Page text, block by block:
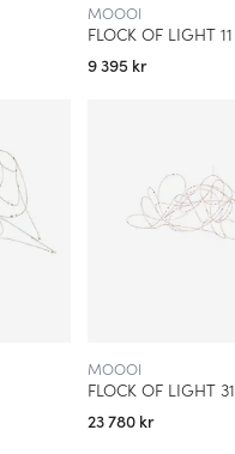
MOOOI
FLOCK OF LIGHT 11
9 395 kr
MOOOI
FLOCK OF LIGHT 31
23 780 kr